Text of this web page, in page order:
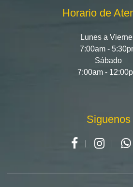
Horario de
Lunes a
7:00am -
Sábado
7:00am -
Siguenos